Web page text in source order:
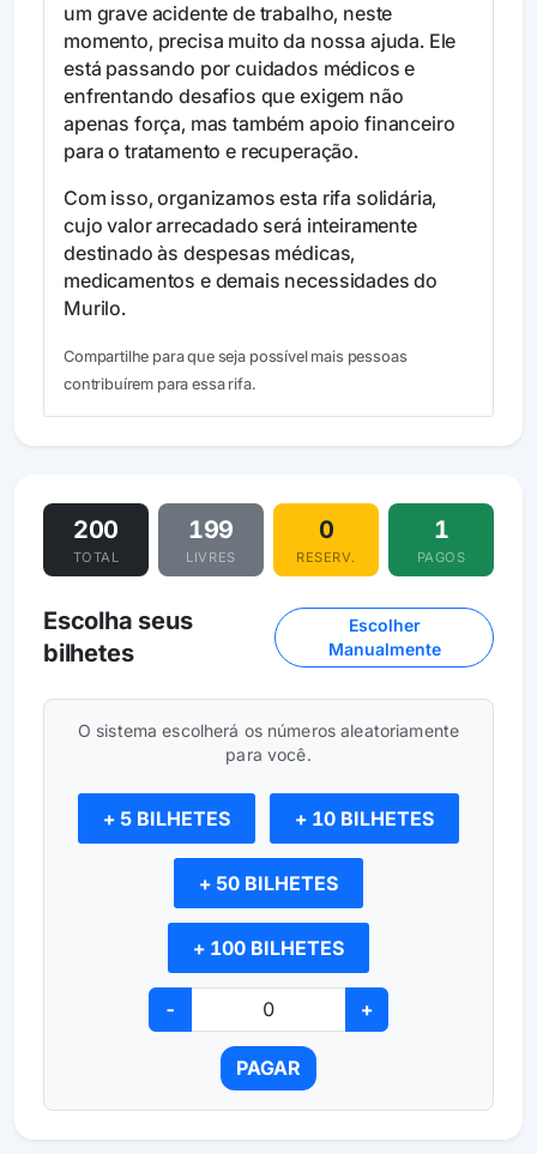
um grave acidente de trabalho, neste
momento, precisa muito da nossa ajuda. Ele
está passando por cuidados médicos e
enfrentando desafios que exigem não
apenas força, mas também apoio financeiro
para o tratamento e recuperação.
Com isso, organizamos esta rifa solidária,
cujo valor arrecadado será inteiramente
destinado às despesas médicas,
medicamentos e demais necessidades do
Murilo.
Compartilhe para que seja possível mais pessoas
contribuírem para essa rifa.
200
TOTAL
199
LIVRES
0
RESERV.
1
PAGOS
Escolha seus
bilhetes
Escolher
Manualmente
O sistema escolherá os números aleatoriamente
para você.
+ 5 BILHETES + 10 BILHETES
+ 50 BILHETES
+ 100 BILHETES
- +
PAGAR